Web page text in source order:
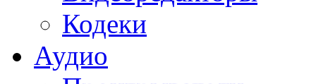
Кодеки
Аудио